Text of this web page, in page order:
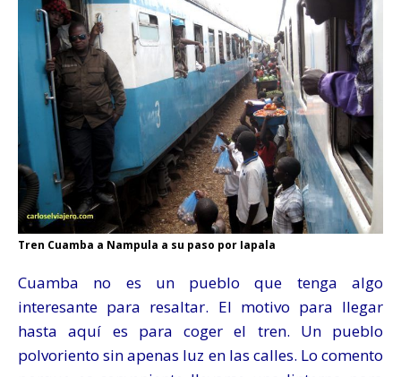
Tren Cuamba a Nampula a su paso por Iapala
Cuamba no es un pueblo que tenga algo
interesante para resaltar. El motivo para llegar
hasta aquí es para coger el tren. Un pueblo
polvoriento sin apenas luz en las calles. Lo comento